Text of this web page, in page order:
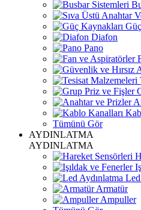
Diafon
Pano
Tümünü Gör
AYDINLATMA
AYDINLATMA
Armatür
Ampuller